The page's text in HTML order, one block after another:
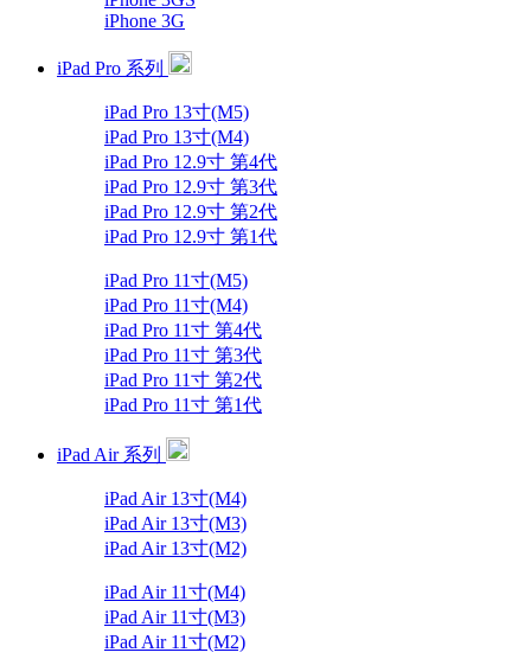
iPhone 3G
iPad Pro 系列
iPad Pro 13寸(M5)
iPad Pro 13寸(M4)
iPad Pro 12.9寸 第4代
iPad Pro 12.9寸 第3代
iPad Pro 12.9寸 第2代
iPad Pro 12.9寸 第1代
iPad Pro 11寸(M5)
iPad Pro 11寸(M4)
iPad Pro 11寸 第4代
iPad Pro 11寸 第3代
iPad Pro 11寸 第2代
iPad Pro 11寸 第1代
iPad Air 系列
iPad Air 13寸(M4)
iPad Air 13寸(M3)
iPad Air 13寸(M2)
iPad Air 11寸(M4)
iPad Air 11寸(M3)
iPad Air 11寸(M2)